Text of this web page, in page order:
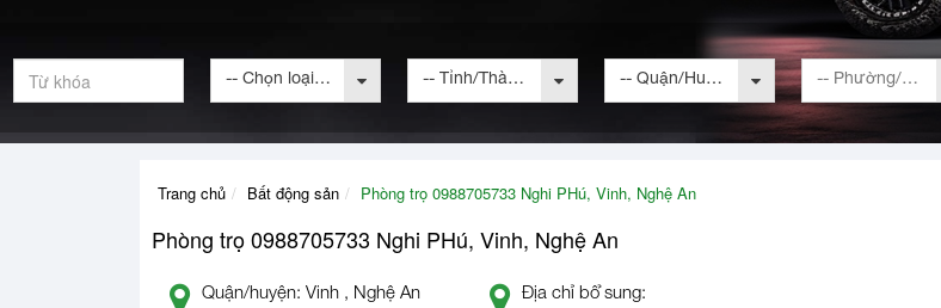
-- Chọn loại bất động sản -- -- Tỉnh/Thành phố -- -- Quận/Huyện -- -- Phường/Xã --
Trang chủ Bất động sản Phòng trọ 0988705733 Nghi PHú, Vinh, Nghệ An
Phòng trọ 0988705733 Nghi PHú, Vinh, Nghệ An
Quận/huyện: Vinh , Nghệ An Địa chỉ bổ sung: